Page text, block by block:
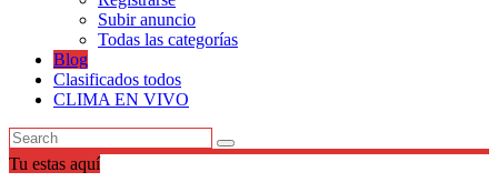
Subir anuncio
Todas las categorías
Blog
Clasificados todos
CLIMA EN VIVO
Tu estas aquí